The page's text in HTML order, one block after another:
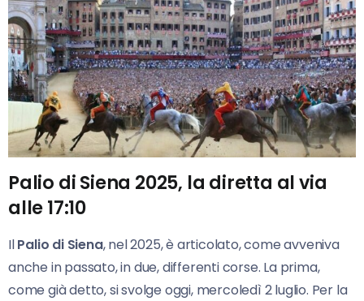
Palio di Siena 2025, la diretta al via
alle 17:10
IlPalio di Siena, nel 2025, è articolato, come avveniva
anche in passato, in due, differenti corse. La prima,
come già detto, si svolge oggi, mercoledì 2 luglio. Per la